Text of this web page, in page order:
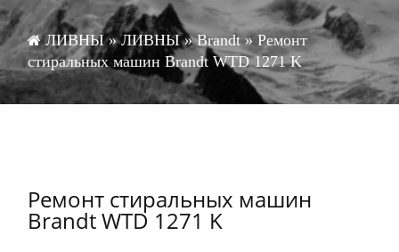
ЛИВНЫ»ЛИВНЫ»Brandt» Ремонт
стиральных машин Brandt WTD 1271 K
Ремонт стиральных машин
Brandt WTD 1271 K